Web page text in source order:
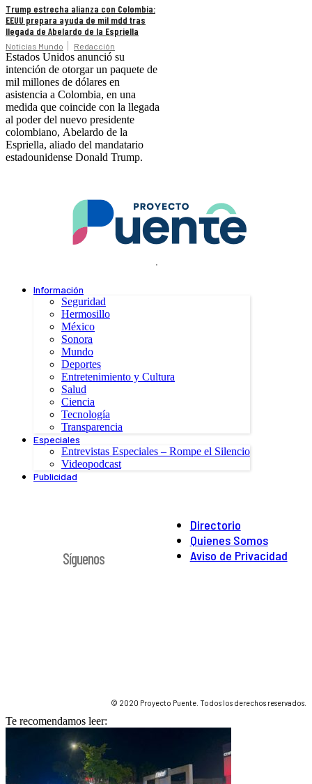
Trump estrecha alianza con Colombia:
EEUU prepara ayuda de mil mdd tras
llegada de Abelardo de la Espriella
Noticias Mundo Redacción
Estados Unidos anunció su
intención de otorgar un paquete de
mil millones de dólares en
asistencia a Colombia, en una
medida que coincide con la llegada
al poder del nuevo presidente
colombiano, Abelardo de la
Espriella, aliado del mandatario
estadounidense Donald Trump.
.
Información
Seguridad
Hermosillo
México
Sonora
Mundo
Deportes
Entretenimiento y Cultura
Salud
Ciencia
Tecnología
Transparencia
Especiales
Entrevistas Especiales – Rompe el Silencio
Videopodcast
Publicidad
Directorio
Quienes Somos
Aviso de Privacidad
Síguenos
© 2020 Proyecto Puente. Todos los derechos reservados.
Te recomendamos leer: